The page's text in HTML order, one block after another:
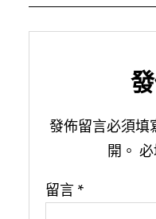
發佈留言必須填
開。
留言 *